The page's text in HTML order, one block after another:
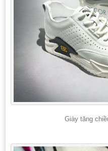
Giày tăng